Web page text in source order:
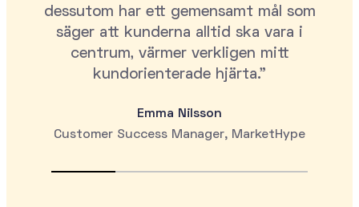
dessutom har ett gemensamt mål som
säger att kunderna alltid ska vara i
centrum, värmer verkligen mitt
kundorienterade hjärta."
Emma Nilsson
Customer Success Manager, MarketHype